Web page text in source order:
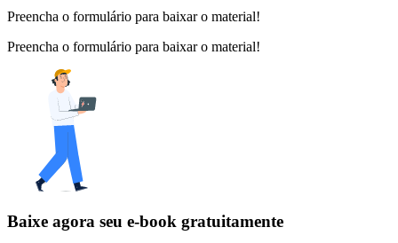
Preencha o formulário para baixar o material!
Preencha o formulário para baixar o material!
Baixe agora seu e-book gratuitamente